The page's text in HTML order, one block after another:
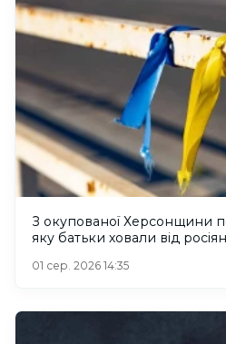
З окупованої Херсонщини
яку батьки ховали від росіян
01 сер. 2026 14:35